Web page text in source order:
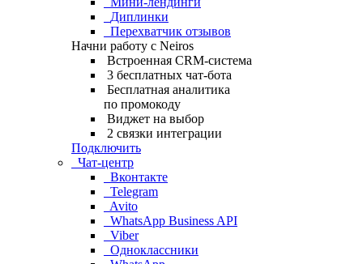
Диплинки
Перехватчик отзывов
Начни работу с Neiros
Встроенная CRM-система
3 бесплатных чат-бота
Бесплатная аналитика
по промокоду
Виджет на выбор
2 связки интеграции
Подключить
Чат-центр
Вконтакте
Telegram
Avito
WhatsApp Business API
Viber
Одноклассники